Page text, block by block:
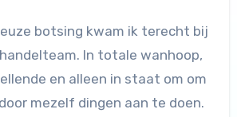
botsing kwam ik terecht bij
In totale wanhoop,
en alleen in staat om om
mezelf dingen aan te doen.